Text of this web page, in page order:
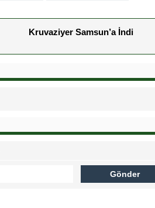
Kruvaziyer Samsun’a İndi